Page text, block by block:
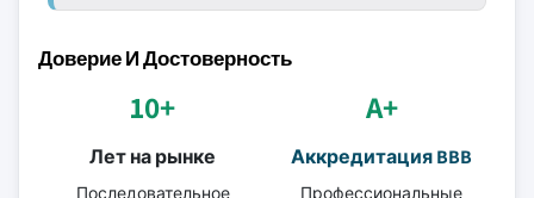
Доверие И Достоверность
10+
Лет на рынке
Последовательное
A+
Аккредитация BBB
Профессиональные